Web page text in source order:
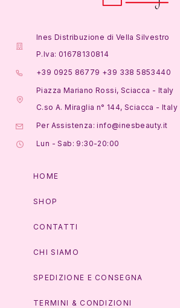
Ines Distribuzione di Vella Silvestro
P.Iva: 01678130814
+39 0925 86779 +39 338 5853440
Piazza Mariano Rossi, Sciacca - Italy
C.so A. Miraglia n° 144, Sciacca - Italy
Per Assistenza: info@inesbeauty.it
Lun - Sab: 9:30-20:00
HOME
SHOP
CONTATTI
CHI SIAMO
SPEDIZIONE E CONSEGNA
TERMINI & CONDIZIONI